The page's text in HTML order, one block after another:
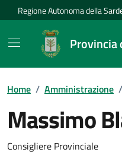
Vai ai contenuti
Vai al Footer
Regione Autonoma della
Provincia
Home / Amministrazione /
Massimo
Dettaglio
Consigliere Provinciale